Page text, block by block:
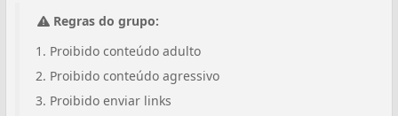
Regras do grupo:
Proibido conteúdo adulto
Proibido conteúdo agressivo
Proibido enviar links